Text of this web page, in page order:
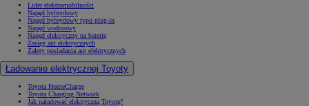
Lider elektromobilności
Napęd hybrydowy
Napęd hybrydowy typu plug-in
Napęd wodorowy
Napęd elektryczny na baterię
Zasięg aut elektrycznych
Zalety posiadania aut elektrycznych
Ładowanie elektrycznej Toyoty
Toyota HomeCharge
Toyota Charging Network
Jak naładować elektryczną Toyotę?